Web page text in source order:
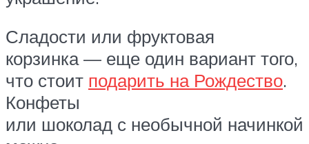
Сладости или фруктовая
корзинка — еще один вариант того,
что стоит подарить на Рождество.
Конфеты
или шоколад с необычной начинкой